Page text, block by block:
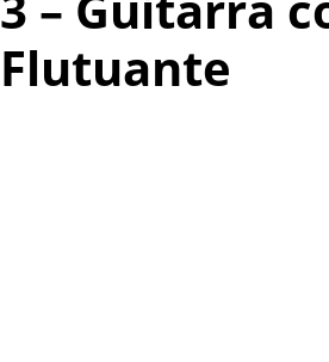
Flutuante